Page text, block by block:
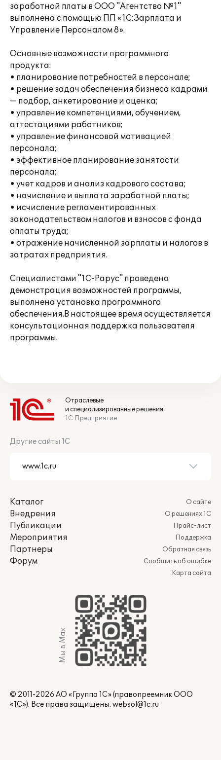
заработной платы в ООО "Агентство №1"
выполнена с помощью ПП «1С:Зарплата и
Управление Персоналом 8».
Основные возможности программного
продукта:
• планирование потребностей в персонале;
• решение задач обеспечения бизнеса кадрами
— подбор, анкетирование и оценка;
• управление компетенциями, обучением,
аттестациями работников;
• управление финансовой мотивацией
персонала;
• эффективное планирование занятости
персонала;
• учет кадров и анализ кадрового состава;
• начисление и выплата заработной платы;
• исчисление регламентированных
законодательством налогов и взносов с фонда
оплаты труда;
• отражение начисленной зарплаты и налогов в
затратах предприятия.
Специалистами "1С-Рарус" проведена
демонстрация возможностей программы,
выполнена установка программного
обеспечения.В настоящее время осуществляется
консультационная поддержка пользователя
программы.
Отраслевые
и специализированные решения
1С:Предприятие
Другие сайты 1С
Каталог
Внедрения
Публикации
Мероприятия
Партнеры
Форум
О сайте
О решениях 1С
Прайс-лист
Поддержка
Обратная связь
Сообщить об ошибке
Карта сайта
Мы в Max
© 2011-2026 АО «Группа 1С» (правопреемник ООО
«1С»). Все права защищены. websol@1c.ru